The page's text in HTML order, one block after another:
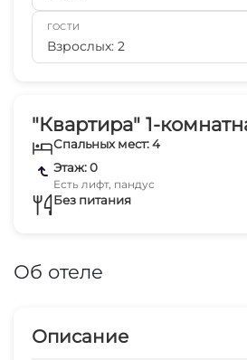
"Квартира" 1-
Спальных мест: 4
Этаж: 0
Есть лифт, пандус
Без питания
Об отеле
Описание
ГОСТИ
Взрослых: 2